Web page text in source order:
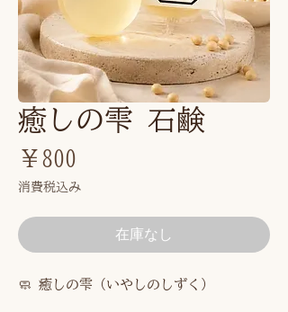
癒しの雫 石鹸
￥800
格
消費税込み
在庫なし
🧼 癒しの雫（いやしのしずく）